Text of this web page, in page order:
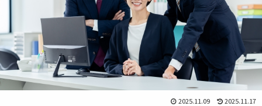
2025.11.09 2025.11.17